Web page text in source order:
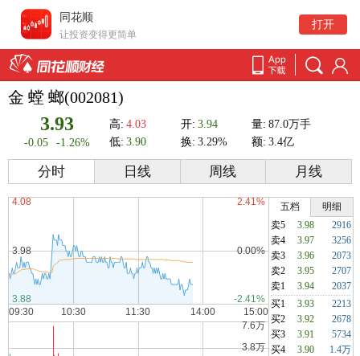
同花顺
让投资变得更简单
打开
金 螳 螂(002081)
3.93
-0.05 -1.26%
高: 4.03 开: 3.94 量: 87.0万手
低: 3.90 换: 3.29% 额: 3.4亿
分时 日线 周线 月线
五档
明细
卖5
3.98
2916
卖4
3.97
3256
卖3
3.96
2073
卖2
3.95
2707
卖1
3.94
2037
买1
3.93
2213
买2
3.92
2678
买3
3.91
5734
买4
3.90
1.4万